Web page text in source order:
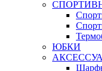
ЮБКИ